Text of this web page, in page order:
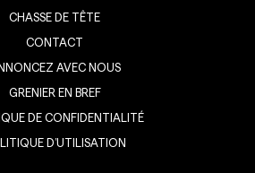
CHASSE DE TÊTE
CONTACT
AVEC NOUS
GRENIER EN BREF
DE CONFIDENTIALITÉ
D’UTILISATION